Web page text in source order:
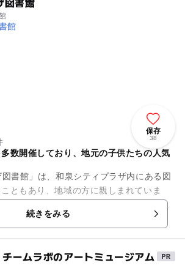
保存
38
数開催しており、地元の子供たちの人気
図書館」は、和泉シティプラザ内にある図
ともあり、地域の方に親しまれていま
庭があるユニークな造りが印象的です。
ー・読書...続きをみる
ームラボのアートミュージアム